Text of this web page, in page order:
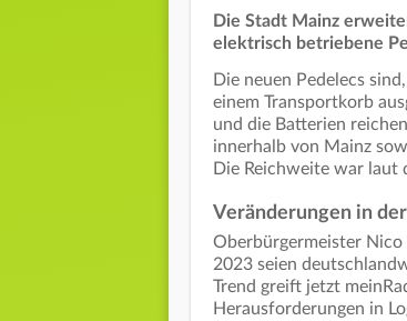
Die Stadt Mainz
elektrisch betriebene
Die neuen Pedelecs
einem Transportkorb
und die Batterien
innerhalb von Mainz
Die Reichweite war
Veränderungen in
Oberbürgermeister Nico
2023 seien
Trend greift jetzt
Herausforderungen in